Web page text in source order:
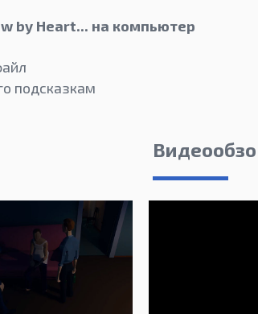
by Heart... на компьютер
подсказкам